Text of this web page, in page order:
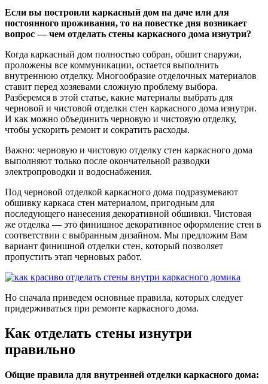
Если вы построили каркасный дом на даче или для
постоянного проживания, то на повестке дня возникает
вопрос — чем отделать стены каркасного дома изнутри?
Когда каркасный дом полностью собран, обшит снаружи,
проложены все коммуникации, остается выполнить
внутреннюю отделку. Многообразие отделочных материалов
ставит перед хозяевами сложную проблему выбора.
Разберемся в этой статье, какие материалы выбрать для
черновой и чистовой отделки стен каркасного дома изнутри.
И как можно объединить черновую и чистовую отделку,
чтобы ускорить ремонт и сократить расходы.
Важно: черновую и чистовую отделку стен каркасного дома
выполняют только после окончательной разводки
электропроводки и водоснабжения.
Под черновой отделкой каркасного дома подразумевают
обшивку каркаса стен материалом, пригодным для
последующего нанесения декоративной обшивки. Чистовая
же отделка — это финишное декоративное оформление стен в
соответствии с выбранным дизайном. Мы предложим Вам
вариант финишной отделки стен, который позволяет
пропустить этап черновых работ.
Но сначала приведем основные правила, которых следует
придерживаться при ремонте каркасного дома.
Как отделать стены изнутри
правильно
Общие правила для внутренней отделки каркасного дома: